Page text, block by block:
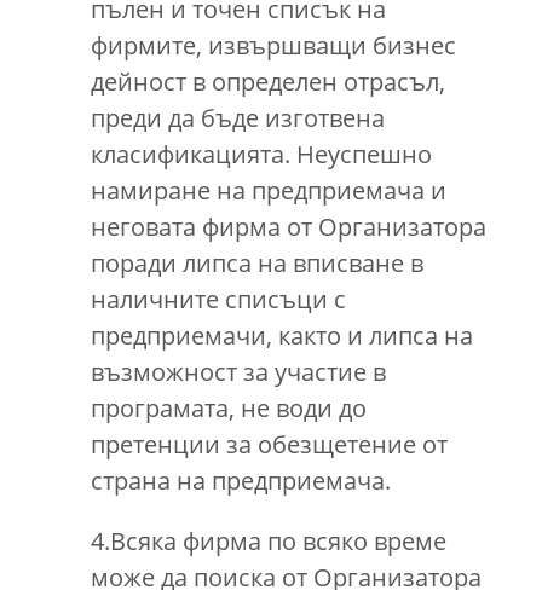
пълен и точен списък на
фирмите, извършващи бизнес
дейност в определен отрасъл,
преди да бъде изготвена
класификацията. Неуспешно
намиране на предприемача и
неговата фирма от Организатора
поради липса на вписване в
наличните списъци с
предприемачи, както и липса на
възможност за участие в
програмата, не води до
претенции за обезщетение от
страна на предприемача.
4.Всяка фирма по всяко време
може да поиска от Организатора